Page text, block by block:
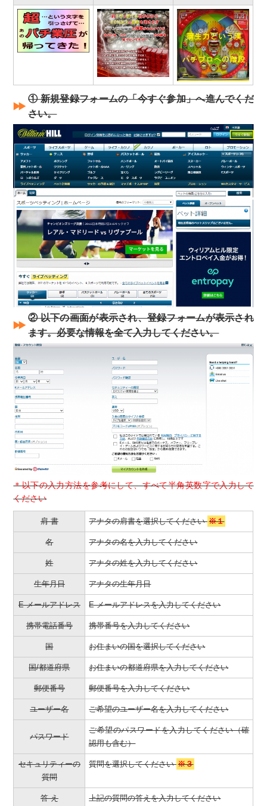
① 新規登録フォームの「今すぐ参加」へ進んでくだ
さい。
② 以下の画面が表示され、登録フォームが表示され
ます。必要な情報を全て入力してください。
＊以下の入力方法を参考にして、すべて半角英数字で入力して
ください
肩 書 アナタの肩書を選択してください※１
名 アナタの名を入力してください
姓 アナタの姓を入力してください
生年月日 アナタの生年月日
E メールアドレス E メールアドレスを入力してください
携帯電話番号 携帯番号を入力してください
国 お住まいの国を選択してください
国/都道府県 お住まいの都道府県を入力してください
郵便番号 郵便番号を入力してください
ユーザー名 ご希望のユーザー名を入力してください
パスワード
ご希望のパスワードを入力してください（確
認用も含む）
セキュリティーの
質問
質問を選択してください※３
答 え 上記の質問の答えを入力してください